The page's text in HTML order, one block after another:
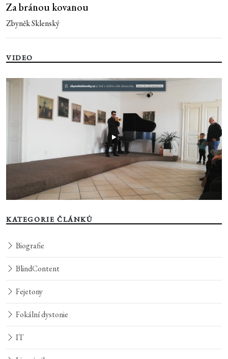
Za bránou kovanou
Zbyněk Sklenský
VIDEO
KATEGORIE ČLÁNKŮ
Biografie
BlindContent
Fejetony
Fokální dystonie
IT